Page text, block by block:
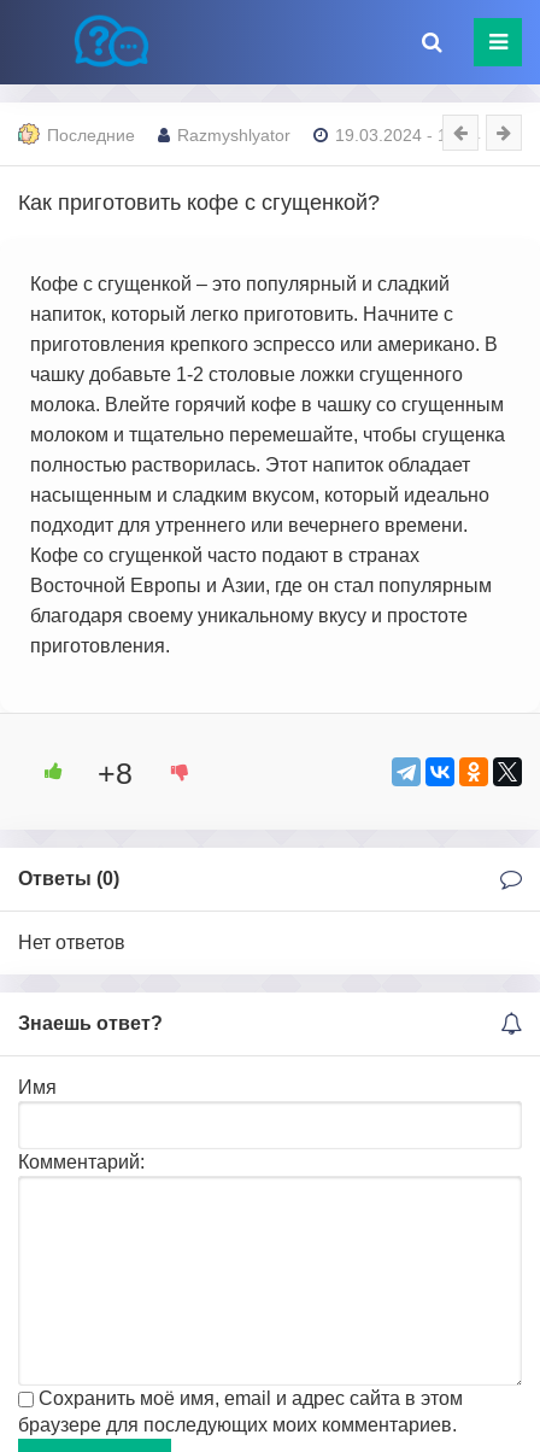
Последние Razmyshlyator 19.03.2024 - 15:34
Как приготовить кофе с сгущенкой?
Кофе с сгущенкой – это популярный и сладкий
напиток, который легко приготовить. Начните с
приготовления крепкого эспрессо или американо. В
чашку добавьте 1-2 столовые ложки сгущенного
молока. Влейте горячий кофе в чашку со сгущенным
молоком и тщательно перемешайте, чтобы сгущенка
полностью растворилась. Этот напиток обладает
насыщенным и сладким вкусом, который идеально
подходит для утреннего или вечернего времени.
Кофе со сгущенкой часто подают в странах
Восточной Европы и Азии, где он стал популярным
благодаря своему уникальному вкусу и простоте
приготовления.
+8
Ответы (0)
Нет ответов
Знаешь ответ?
Имя
Комментарий:
Сохранить моё имя, email и адрес сайта в этом
браузере для последующих моих комментариев.